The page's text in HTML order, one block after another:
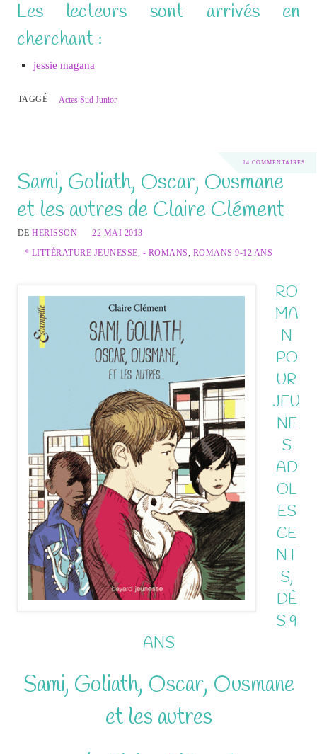
Les lecteurs sont arrivés en
cherchant :
jessie magana
TAGGÉ Actes Sud Junior
14 COMMENTAIRES
Sami, Goliath, Oscar, Ousmane
et les autres de Claire Clément
DEHERISSON
22 MAI 2013
* LITTÉRATURE JEUNESSE - ROMANS ROMANS 9-12 ANS
RO
MA
N
PO
UR
JEU
NE
S
AD
OL
ES
CE
NT
S,
DÈ
S 9
ANS
Sami, Goliath, Oscar, Ousmane
et les autres